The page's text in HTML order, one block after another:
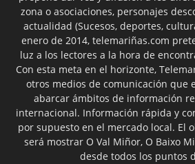
zona o asociaciones, personajes
actualidad (Sucesos, deportes,
enero de 2014, telemariñas.com
luz a los lectores a la hora de
Con esta meta en el horizonte,
otros medios de comunicación que
abarcar ámbitos de información
internacional. Información rápida y
por supuesto en el mercado local. El
será mostrar O Val Miñor, O Baixo
desde todos los puntos